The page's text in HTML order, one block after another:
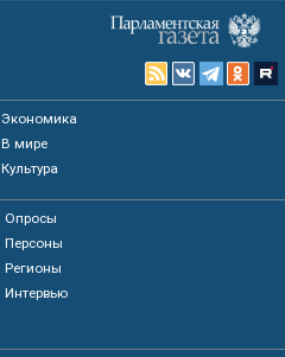
Экономика
В мире
Культура
Опросы
Персоны
Регионы
Интервью